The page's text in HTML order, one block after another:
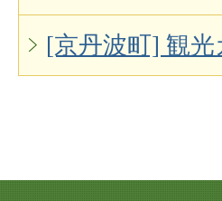
[京丹波町] 観